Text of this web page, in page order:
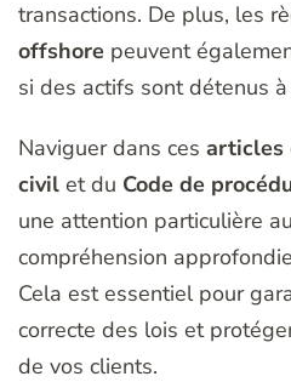
transactions. De plus, les
offshore peuvent
si des actifs sont détenus à
Naviguer dans ces articles
civil et du Code de
une attention particulière
compréhension
Cela est essentiel pour
correcte des lois et
de vos clients.